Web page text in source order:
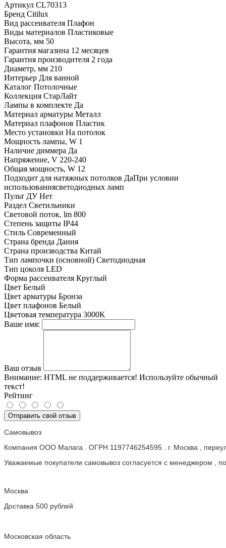
Артикул CL70313
Бренд Citilux
Вид рассеивателя Плафон
Виды материалов Пластиковые
Высота, мм 50
Гарантия магазина 12 месяцев
Гарантия производителя 2 года
Диаметр, мм 210
Интерьер Для ванной
Каталог Потолочные
Коллекция СтарЛайт
Лампы в комплекте Да
Материал арматуры Металл
Материал плафонов Пластик
Место установки На потолок
Мощность лампы, W 1
Наличие диммера Да
Напряжение, V 220-240
Общая мощность, W 12
Подходит для натяжных потолков ДаПри условии
использованиясветодиодных ламп
Пульт ДУ Нет
Раздел Светильники
Световой поток, lm 800
Степень защиты IP44
Стиль Современный
Страна бренда Дания
Страна производства Китай
Тип лампочки (основной) Светодиодная
Тип цоколя LED
Форма рассеивателя Круглый
Цвет Белый
Цвет арматуры Бронза
Цвет плафонов Белый
Цветовая температура 3000K
Ваше имя:
Ваш отзыв
Внимание: HTML не поддерживается! Используйте обычный
текст!
Рейтинг
Отправить свой отзыв
Самовывоз
Компания ООО Малага . ОГРН 1197746254595 . г. Москва ,
Уважаемые покупатели самовывоз согласуется с менеджером ,
Москва
Доставка 500 рублей
Московская область